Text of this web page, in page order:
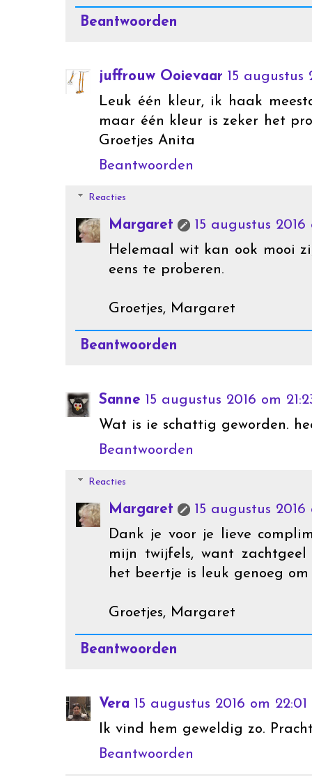
Beantwoorden
juffrouw Ooievaar 15 augustus
Leuk één kleur, ik haak
maar één kleur is zeker het
Groetjes Anita
Beantwoorden
Reacties
Margaret
15 augustus 2016
Helemaal wit kan ook mooi
eens te proberen.
Groetjes, Margaret
Beantwoorden
Sanne 15 augustus 2016 om
Wat is ie schattig geworden.
Beantwoorden
Reacties
Margaret
15 augustus 2016
Dank je voor je lieve
mijn twijfels, want
het beertje is leuk genoeg
Groetjes, Margaret
Beantwoorden
Vera 15 augustus 2016 om 22:01
Ik vind hem geweldig zo.
Beantwoorden